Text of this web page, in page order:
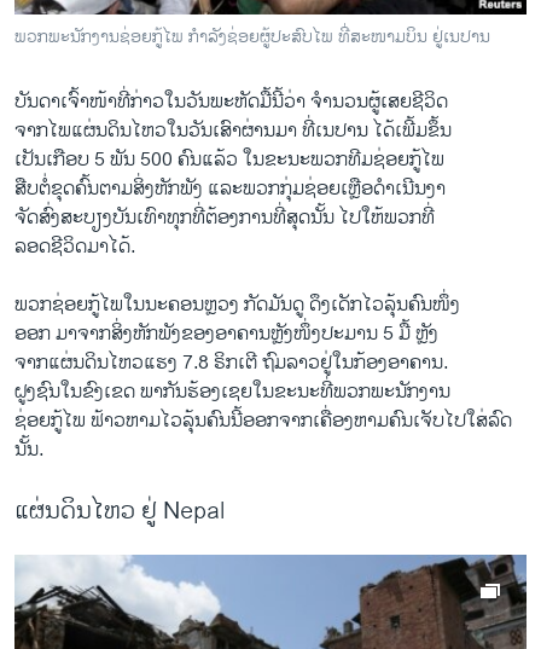
ພາສາອັງກິດ
ສຽງ
ລາຍການກະຈາຍສຽງ
ລາຍງານ
ຕິດຕາມພວກເຮົາ ທີ່
ພວກພະນັກງານຊ່ອຍກູ້ໄພ ກຳລັງຊ່ອຍຜູ້ປະສົບໄພ ທີ່ສະໜາມບິນ ຢູ່ເນປານ
ບັນດາ​ເຈົ້າ​ໜ້າ​ທີ່​ກ່າວ​ໃນ​ວັນ​ພະຫັດ​ມື້​ນີ້​ວ່າ ຈຳນວນ​ຜູ້​ເສຍ​ຊີວິດ​
ຈາກ​ໄພ​ແຜ່ນດິນ​ໄຫວ​ໃນ​ວັນ​ເສົາ​ຜ່ານ​ມາ ທີ່​ເນ​ປານ ​ໄດ້​ເພີ້​ມຂຶ້ນ
​ເປັນ​ເກືອບ 5 ພັນ 500 ຄົນ​ແລ້ວ ​ໃນ​ຂະນະ​ພວກ​ທີ​ມຊ່ອຍ​ກູ້​ໄພ
ສືບ​ຕໍ່​ຂຸດ​ຄົ້ນ​ຕາມ​ສິ່ງ​ຫັກ​ພັງ ແລະ​ພວກ​ກຸ່ມ​ຊ່ອຍ​ເຫຼືອ​ດຳ​ເນີນ​ງາ
​ຈັດສົ່ງສະບຽງ​ບັນ​ເທົາ​ທຸກ​ທີ່​ຕ້ອງການທີ່ສຸດນັ້ນ ໄປໃຫ້ພວກ​ທີ່​
ລອດ​ຊີວິດ​ມາໄດ້.
ພວກ​ຊ່ອຍ​ກູ້​ໄພ​ໃນ​ນະຄອນຫຼວງ ກັດ​ມັນ​ດູ ດຶງ​ເດັກ​ໄວ​ລຸ້ນຄົນ​ໜຶ່ງ​
ອອກ ມາ​ຈາກ​ສິ່ງ​ຫັກ​ພັງ​ຂອງ​ອາຄານ​ຫຼັງ​ໜຶ່ງ​ປະມານ 5 ມື້ ຫຼັງ​
ຈາກ​ແຜ່ນດິນ​ໄຫວ​ແຮງ 7.8 ຣິກ​ເຕີ ​ຖົມລາວ​ຢູ່​ໃນ​ກ້ອງ​ອາຄານ.
ຝູງ​ຊົນ​ໃນ​ຂົງ​ເຂດ ພາກັນຮ້ອງ​ເຊຍ​ໃນ​ຂະນະ​ທີ່​ພວກ​ພະນັກງານ
​ຊ່ອຍ​ກູ້​ໄພ ຟ້າວ​ຫາມ​ໄວ​ລຸ້ນຄົນ​ນີ້​ອອກ​ຈາກ​ເຄື່ອງ​ຫາມ​ຄົນ​ເຈັບ​ໄປ​ໃສ່​ລົດ​
ນັ້ນ.
ແຜ່ນດິນໄຫວ ຢູ່ Nepal